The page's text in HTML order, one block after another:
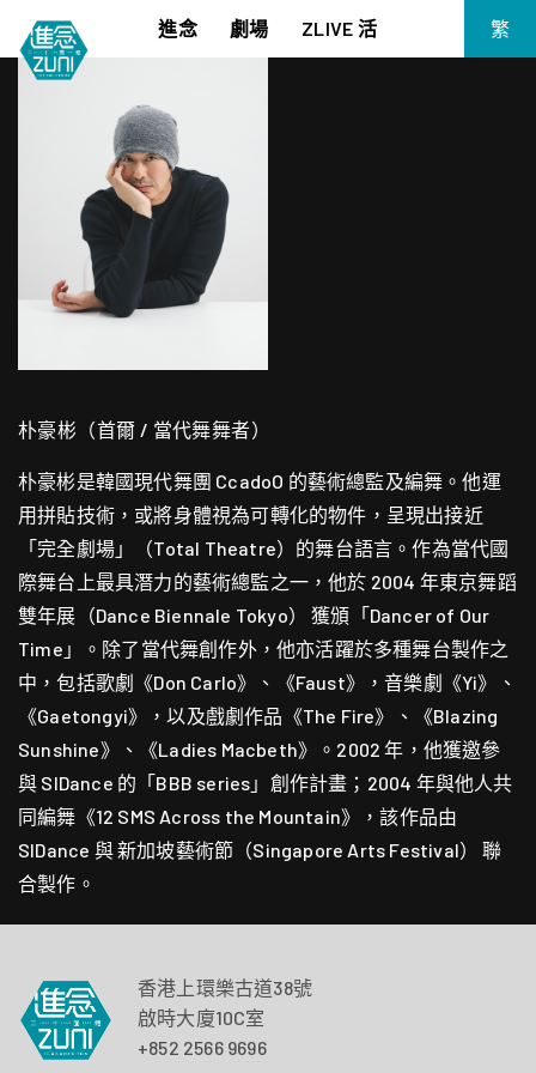
進念
進念實驗劇場文獻庫
劇場
KJ 黃家正鋼琴獨奏會《五行》
《萬曆十五年》
《麥克白夫人～詩》
《13．67》2.1
《諸神會藝術節》暨《榮念曾青年藝術學堂 2026》
ZLIVE 活 繁
朴豪彬（首爾 / 當代舞舞者）
朴豪彬是韓國現代舞團 CcadoO 的藝術總監及編舞。他運
用拼貼技術，或將身體視為可轉化的物件，呈現出接近
「完全劇場」（Total Theatre）的舞台語言。作為當代國
際舞台上最具潛力的藝術總監之一，他於 2004 年東京舞蹈
雙年展（Dance Biennale Tokyo） 獲頒「Dancer of Our
Time」。除了當代舞創作外，他亦活躍於多種舞台製作之
中，包括歌劇《Don Carlo》、《Faust》，音樂劇《Yi》、
《Gaetongyi》，以及戲劇作品《The Fire》、《Blazing
Sunshine》、《Ladies Macbeth》。2002 年，他獲邀參
與 SIDance 的「BBB series」創作計畫；2004 年與他人共
同編舞《12 SMS Across the Mountain》，該作品由
SIDance 與 新加坡藝術節（Singapore Arts Festival） 聯
合製作。
香港上環樂古道38號
啟時大廈10C室
+852 2566 9696